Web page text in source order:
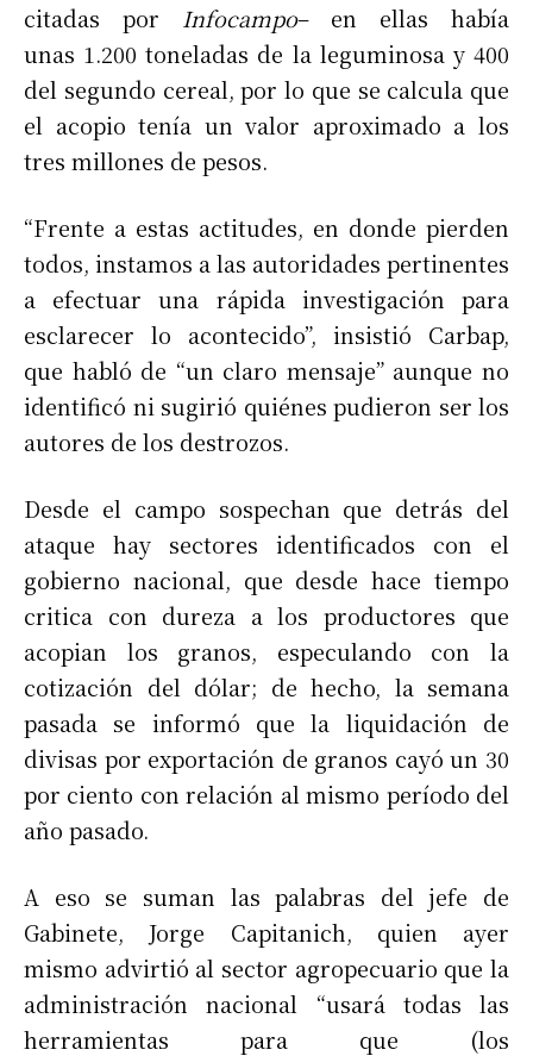
citadas por
Infocampo– en ellas había
unas 1.200 toneladas de la leguminosa y 400
del segundo cereal, por lo que se calcula que
el acopio tenía un valor aproximado a los
tres millones de pesos.
“Frente a estas actitudes, en donde pierden
todos, instamos a las autoridades pertinentes
a efectuar una rápida investigación para
esclarecer lo acontecido”, insistió Carbap,
que habló de “un claro mensaje” aunque no
identificó ni sugirió quiénes pudieron ser los
autores de los destrozos.
Desde el campo sospechan que detrás del
ataque hay sectores identificados con el
gobierno nacional, que desde hace tiempo
critica con dureza a los productores que
acopian los granos, especulando con la
cotización del dólar; de hecho, la semana
pasada se informó que la liquidación de
divisas por exportación de granos cayó un 30
por ciento con relación al mismo período del
año pasado.
A eso se suman las palabras del jefe de
Gabinete, Jorge Capitanich, quien ayer
mismo advirtió al sector agropecuario que la
administración nacional “usará todas las
herramientas para que (los